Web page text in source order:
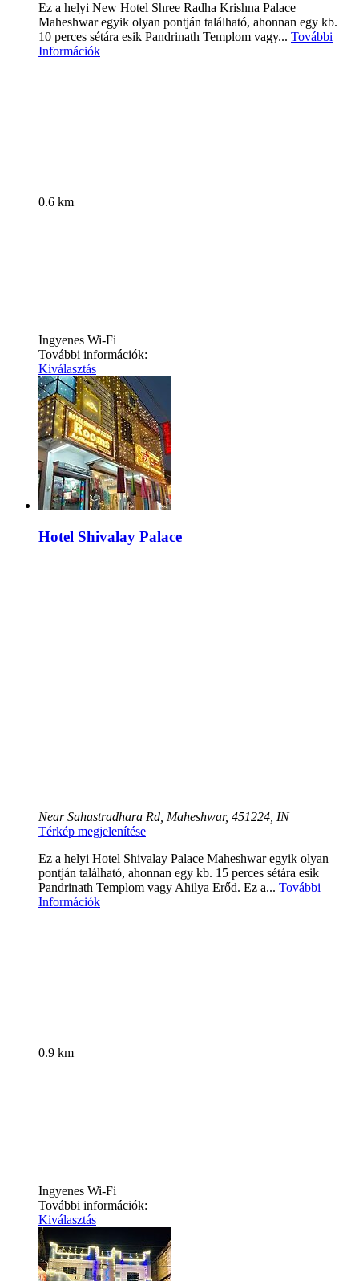
Ez a helyi New Hotel Shree Radha Krishna Palace
Maheshwar egyik olyan pontján található, ahonnan egy kb.
10 perces sétára esik Pandrinath Templom vagy... További
Információk
0.6 km
Ingyenes Wi-Fi
További információk:
Kiválasztás
Hotel Shivalay Palace
Near Sahastradhara Rd, Maheshwar, 451224, IN
Térkép megjelenítése
Ez a helyi Hotel Shivalay Palace Maheshwar egyik olyan
pontján található, ahonnan egy kb. 15 perces sétára esik
Pandrinath Templom vagy Ahilya Erőd. Ez a... További
Információk
0.9 km
Ingyenes Wi-Fi
További információk:
Kiválasztás